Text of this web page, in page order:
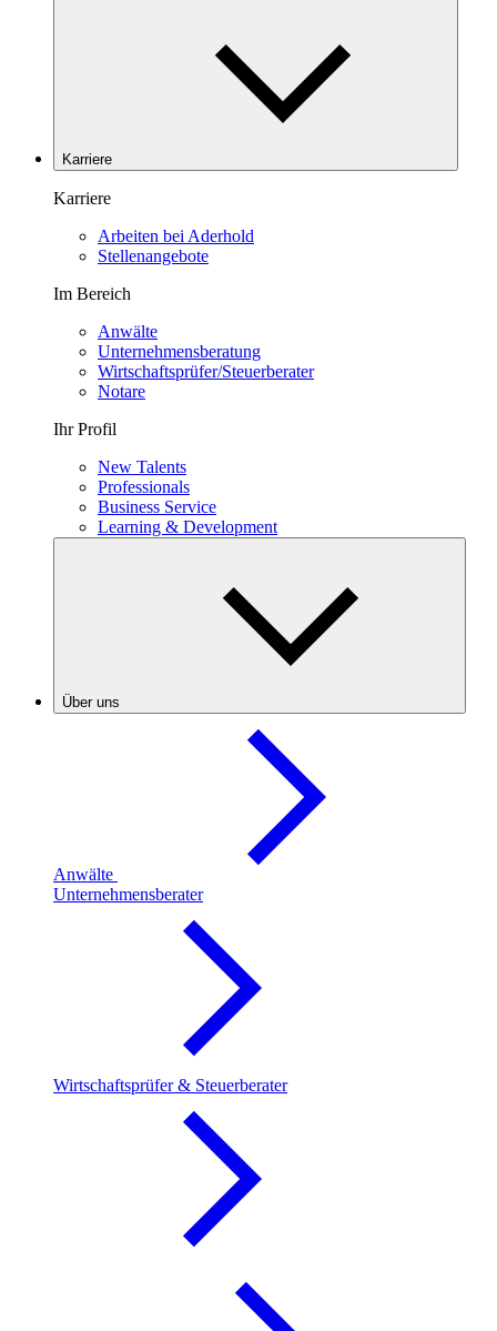
Karriere
Karriere
Arbeiten bei Aderhold
Stellenangebote
Im Bereich
Anwälte
Unternehmensberatung
Wirtschaftsprüfer/Steuerberater
Notare
Ihr Profil
New Talents
Professionals
Business Service
Learning & Development
Über uns
Anwälte
Unternehmensberater
Wirtschaftsprüfer & Steuerberater